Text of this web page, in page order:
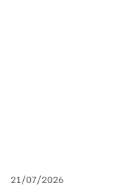
21/07/2026